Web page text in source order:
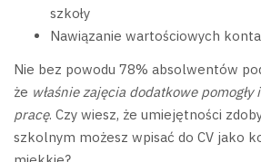
szkoły
Nawiązanie wartościowych
Nie bez powodu 78% absolwentów
że właśnie zajęcia dodatkowe
pracę. Czy wiesz, że umiejętności
szkolnym możesz wpisać do CV jako